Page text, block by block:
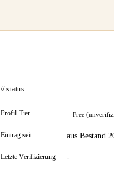
// status
Profil-Tier Free
Eintrag seit aus Bestand
Letzte Verifizierung -